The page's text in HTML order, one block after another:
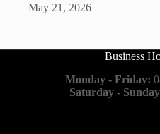
May 21, 2026
Business
Monday - Friday:
Saturday -